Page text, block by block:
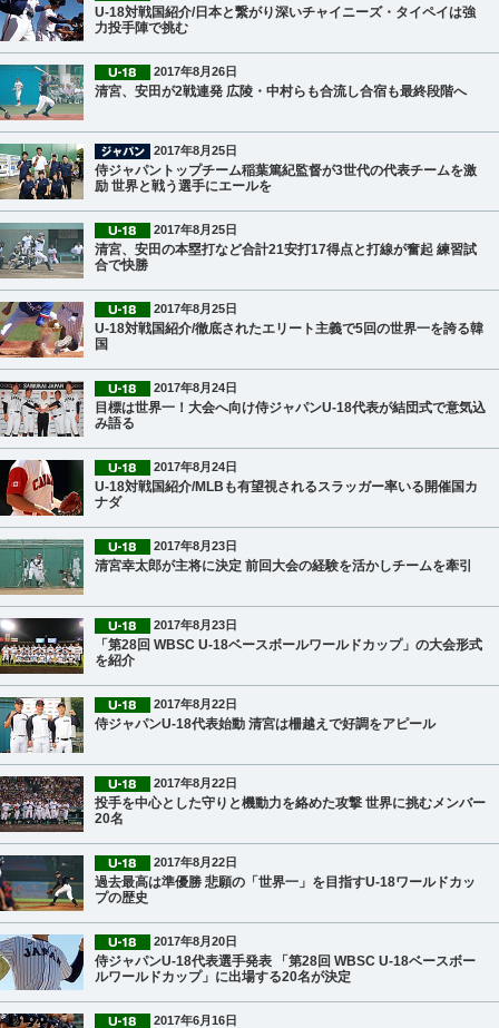
U-18対戦国紹介/日本と繋がり深いチャイニーズ・タイペイは強
力投手陣で挑む
2017年8月26日
清宮、安田が2戦連発 広陵・中村らも合流し合宿も最終段階へ
2017年8月25日
侍ジャパントップチーム稲葉篤紀監督が3世代の代表チームを激
励 世界と戦う選手にエールを
2017年8月25日
清宮、安田の本塁打など合計21安打17得点と打線が奮起 練習試
合で快勝
2017年8月25日
U-18対戦国紹介/徹底されたエリート主義で5回の世界一を誇る韓
国
2017年8月24日
目標は世界一！大会へ向け侍ジャパンU-18代表が結団式で意気込
み語る
2017年8月24日
U-18対戦国紹介/MLBも有望視されるスラッガー率いる開催国カ
ナダ
2017年8月23日
清宮幸太郎が主将に決定 前回大会の経験を活かしチームを牽引
2017年8月23日
「第28回 WBSC U-18ベースボールワールドカップ」の大会形式
を紹介
2017年8月22日
侍ジャパンU-18代表始動 清宮は柵越えで好調をアピール
2017年8月22日
投手を中心とした守りと機動力を絡めた攻撃 世界に挑むメンバー
20名
2017年8月22日
過去最高は準優勝 悲願の「世界一」を目指すU-18ワールドカッ
プの歴史
2017年8月20日
侍ジャパンU-18代表選手発表 「第28回 WBSC U-18ベースボー
ルワールドカップ」に出場する20名が決定
2017年6月16日